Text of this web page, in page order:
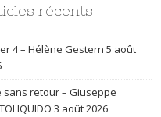
récents
4 – Hélène Gestern 5 août
sans retour – Giuseppe
3 août 2026